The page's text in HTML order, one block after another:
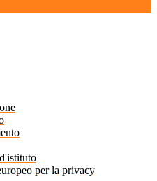
per la privacy